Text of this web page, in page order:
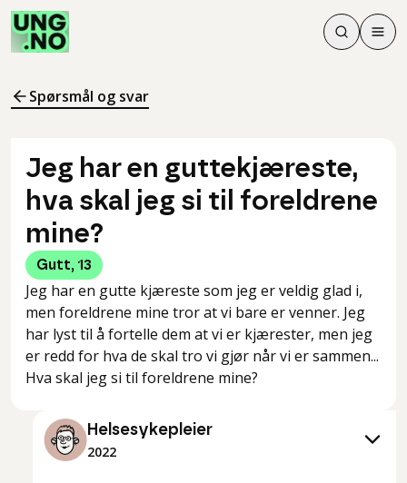
Søk
Søk
Meny
Spørsmål og svar
Jeg har en guttekjæreste,
hva skal jeg si til foreldrene
mine?
Gutt, 13
Jeg har en gutte kjæreste som jeg er veldig glad i,
men foreldrene mine tror at vi bare er venner. Jeg
har lyst til å fortelle dem at vi er kjærester, men jeg
er redd for hva de skal tro vi gjør når vi er sammen...
Hva skal jeg si til foreldrene mine?
Helsesykepleier
2022